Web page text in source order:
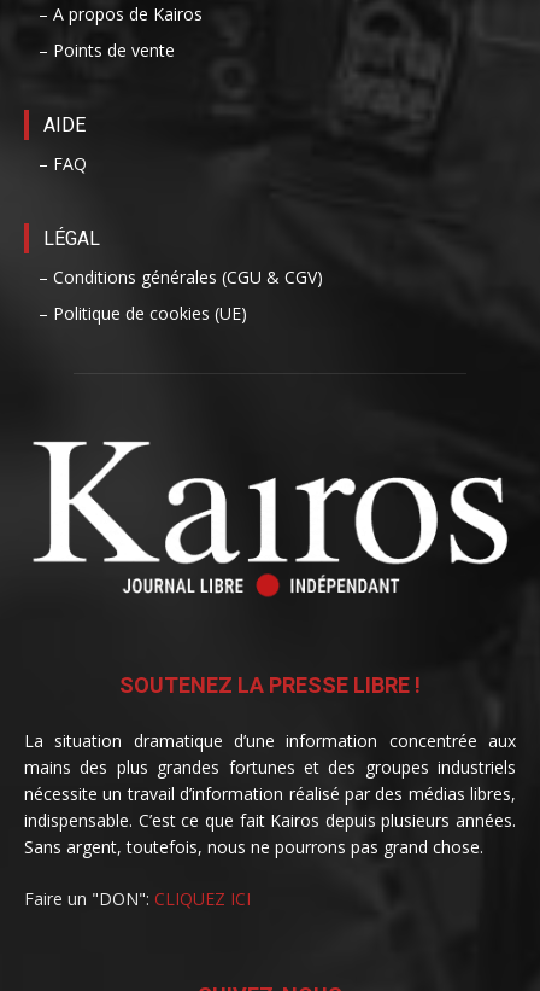
– A propos de Kairos
– Points de vente
AIDE
– FAQ
LÉGAL
– Conditions générales (CGU & CGV)
– Politique de cookies (UE)
SOUTENEZ LA PRESSE LIBRE !
La situation dramatique d’une information concentrée aux
mains des plus grandes fortunes et des groupes industriels
nécessite un travail d’information réalisé par des médias libres,
indispensable. C’est ce que fait Kairos depuis plusieurs années.
Sans argent, toutefois, nous ne pourrons pas grand chose.
Faire un "DON": CLIQUEZ ICI